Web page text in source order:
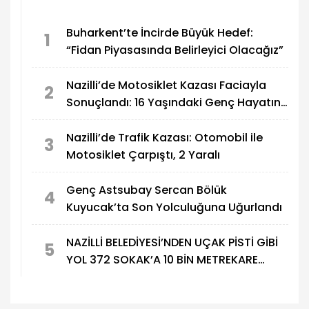
1
Buharkent’te İncirde Büyük Hedef:
“Fidan Piyasasında Belirleyici Olacağız”
2
Nazilli’de Motosiklet Kazası Faciayla
Sonuçlandı: 16 Yaşındaki Genç Hayatını
3
Nazilli’de Trafik Kazası: Otomobil ile
Motosiklet Çarpıştı, 2 Yaralı
4
Genç Astsubay Sercan Bölük
Kuyucak’ta Son Yolculuğuna Uğurlandı
5
NAZİLLİ BELEDİYESİ’NDEN UÇAK PİSTİ GİBİ
YOL 372 SOKAK’A 10 BİN METREKARE